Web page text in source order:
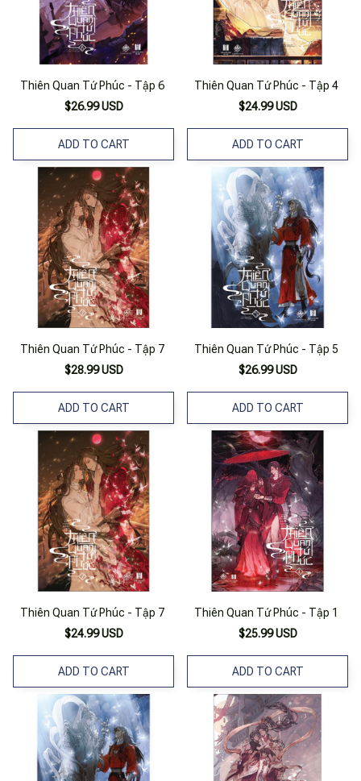
Thiên Quan Tứ Phúc - Tập 6
$26.99 USD
ADD TO CART
Thiên Quan Tứ Phúc - Tập 4
$24.99 USD
ADD TO CART
Thiên Quan Tứ Phúc - Tập 7
$28.99 USD
ADD TO CART
Thiên Quan Tứ Phúc - Tập 5
$26.99 USD
ADD TO CART
Thiên Quan Tứ Phúc - Tập 7
$24.99 USD
ADD TO CART
Thiên Quan Tứ Phúc - Tập 1
$25.99 USD
ADD TO CART